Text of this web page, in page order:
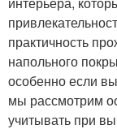
практичность
напольного
особенно если вы
мы рассмотрим
учитывать при